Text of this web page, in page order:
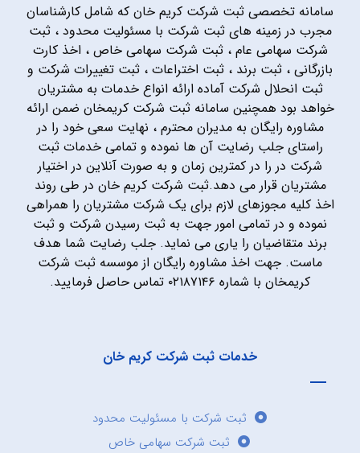
سامانه تخصصی ثبت شرکت کریم خان که شامل کارشناسان
مجرب در زمینه های ثبت شرکت با مسئولیت محدود ، ثبت
شرکت سهامی عام ، ثبت شرکت سهامی خاص ، اخذ کارت
بازرگانی ، ثبت برند ، ثبت اختراعات ، ثبت تغییرات شرکت و
ثبت انحلال شرکت آماده ارائه انواع خدمات به مشتریان
خواهد بود همچنین سامانه ثبت شرکت کریمخان ضمن ارائه
مشاوره رایگان به مدیران محترم ، نهایت سعی خود را در
راستای جلب رضایت آن ها نموده و تمامی خدمات ثبت
شرکت در را در کمترین زمان و به صورت آنلاین در اختیار
مشتریان قرار می دهد.ثبت شرکت کریم خان در طی روند
اخذ کلیه مجوزهای لازم برای یک شرکت مشتریان را همراهی
نموده و در تمامی امور جهت به ثبت رسیدن شرکت و ثبت
برند متقاضیان را یاری می نماید. جلب رضایت شما هدف
ماست. جهت اخذ مشاوره رایگان از موسسه ثبت شرکت
کریمخان با شماره ۰۲۱۸۷۱۴۶ تماس حاصل فرمایید.
خدمات ثبت شرکت کریم خان
ثبت شرکت با مسئولیت محدود
ثبت شرکت سهامی خاص